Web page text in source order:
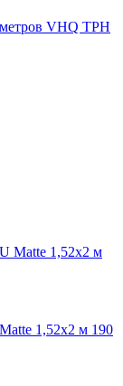
VHQ TPH
1,52х2 м 190